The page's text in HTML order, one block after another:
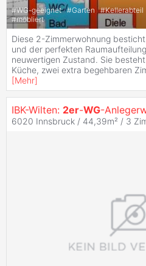
#WG-geeignet #Garten #Kellerabteil
#möbliert
Diese 2-Zimmerwohnung
und der perfekten
neuwertigen Zustand. Sie
Küche, zwei extra begehbaren
[Mehr]
IBK-Wilten: 2er-WG-
6020 Innsbruck / 44,39m² / 3